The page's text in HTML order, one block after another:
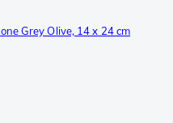
Grey Olive, 14 x 24 cm